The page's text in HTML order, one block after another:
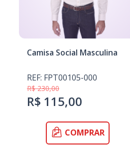
Camisa Social Masculina
REF: FPT00105-000
R$ 230,00
R$ 115,00
COMPRAR